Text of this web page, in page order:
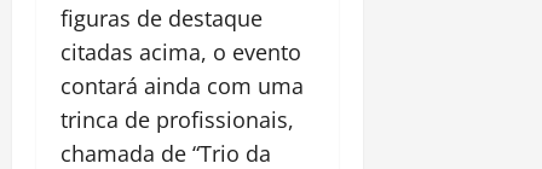
figuras de destaque
citadas acima, o evento
contará ainda com uma
trinca de profissionais,
chamada de “Trio da